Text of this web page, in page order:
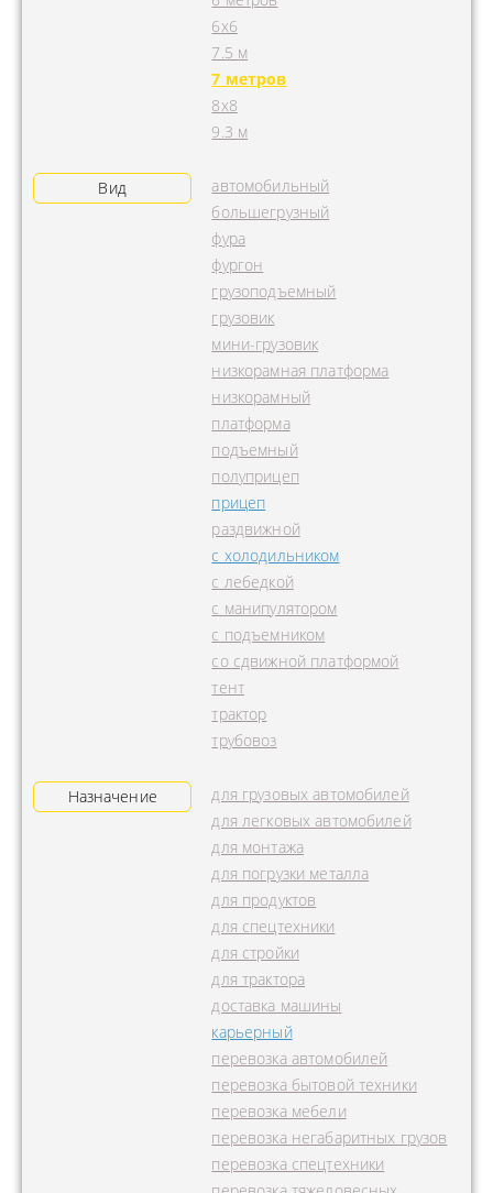
6х6
7.5 м
7 метров
8х8
9.3 м
Вид
автомобильный
большегрузный
фура
фургон
грузоподъемный
грузовик
мини-грузовик
низкорамная платформа
низкорамный
платформа
подъемный
полуприцеп
прицеп
раздвижной
с холодильником
с лебедкой
с манипулятором
с подъемником
со сдвижной платформой
тент
трактор
трубовоз
Назначение
для грузовых автомобилей
для легковых автомобилей
для монтажа
для погрузки металла
для продуктов
для спецтехники
для стройки
для трактора
доставка машины
карьерный
перевозка автомобилей
перевозка бытовой техники
перевозка мебели
перевозка негабаритных грузов
перевозка спецтехники